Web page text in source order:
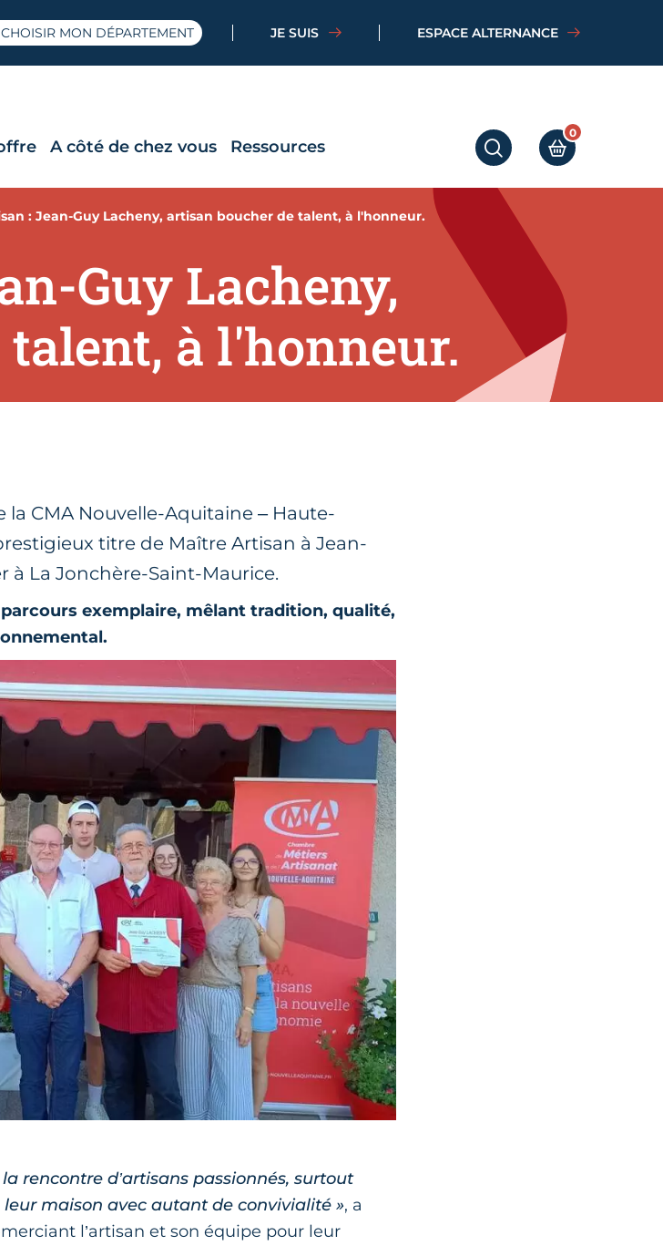
CHOISIR MON DÉPARTEMENT JE SUIS ESPACE ALTERNANCE
RECHERCHERMON PANIER
0
A côté de chez vous Ressources
: Jean-Guy Lacheny, artisan boucher de talent, à l'honneur.
Guy Lacheny,
à l'honneur.
la CMA Nouvelle-Aquitaine – Haute-
titre de Maître Artisan à Jean-
à La Jonchère-Saint-Maurice.
exemplaire, mêlant tradition, qualité,
rencontre d’artisans passionnés, surtout
leur maison avec autant de convivialité », a
l’artisan et son équipe pour leur